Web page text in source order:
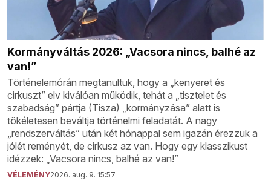
Kormányváltás 2026: „Vacsora nincs, balhé az
van!”
Történelemórán megtanultuk, hogy a „kenyeret és
cirkuszt” elv kiválóan működik, tehát a „tisztelet és
szabadság” pártja (Tisza) „kormányzása” alatt is
tökéletesen beváltja történelmi feladatát. A nagy
„rendszerváltás” után két hónappal sem igazán érezzük a
jólét reményét, de cirkusz az van. Hogy egy klasszikust
idézzek: „Vacsora nincs, balhé az van!”
VÉLEMÉNY2026. aug. 9. 15:57